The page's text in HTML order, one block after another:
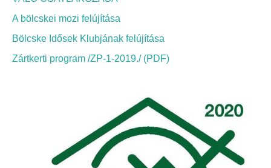
ÖNKORMÁNYZAT
Képviselő-testület
Bizottsági ülések
A bölcskei mozi felújítása
Bölcske Idősek Klubjának felújítása
Zártkerti program /ZP-1-2019./ (PDF)